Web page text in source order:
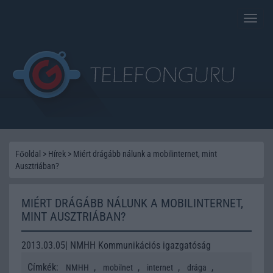
Toggle
Főoldal > Hírek > Miért drágább nálunk a mobilinternet, mint
Ausztriában?
MIÉRT DRÁGÁBB NÁLUNK A MOBILINTERNET,
MINT AUSZTRIÁBAN?
2013.03.05| NMHH Kommunikációs igazgatóság
Címkék:
NMHH , mobilnet , internet , drága ,